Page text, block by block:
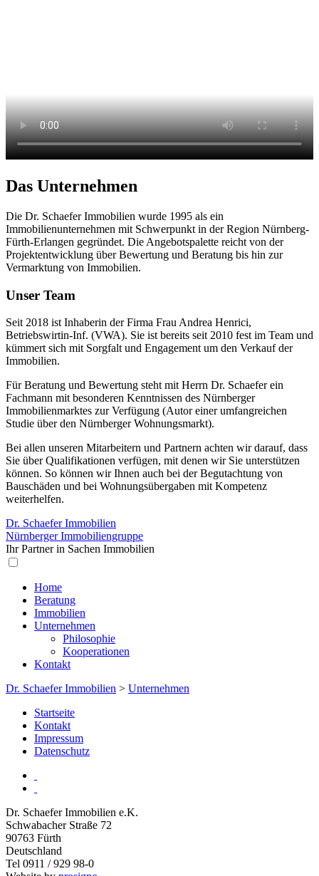
Das Unternehmen
Die Dr. Schaefer Immobilien wurde 1995 als ein
Immobilienunternehmen mit Schwerpunkt in der Region Nürnberg-
Fürth-Erlangen gegründet. Die Angebotspalette reicht von der
Projektentwicklung über Bewertung und Beratung bis hin zur
Vermarktung von Immobilien.
Unser Team
Seit 2018 ist Inhaberin der Firma Frau Andrea Henrici,
Betriebswirtin-Inf. (VWA). Sie ist bereits seit 2010 fest im Team und
kümmert sich mit Sorgfalt und Engagement um den Verkauf der
Immobilien.
Für Beratung und Bewertung steht mit Herrn Dr. Schaefer ein
Fachmann mit besonderen Kenntnissen des Nürnberger
Immobilienmarktes zur Verfügung (Autor einer umfangreichen
Studie über den Nürnberger Wohnungsmarkt).
Bei allen unseren Mitarbeitern und Partnern achten wir darauf, dass
Sie über Qualifikationen verfügen, mit denen wir Sie unterstützen
können. So können wir Ihnen auch bei der Begutachtung von
Bauschäden und bei Wohnungsübergaben mit Kompetenz
weiterhelfen.
Dr. Schaefer Immobilien
Nürnberger Immobiliengruppe
Ihr Partner in Sachen Immobilien
Home
Beratung
Immobilien
Unternehmen
Philosophie
Kooperationen
Kontakt
Dr. Schaefer Immobilien > Unternehmen
Startseite
Kontakt
Impressum
Datenschutz
Dr. Schaefer Immobilien e.K.
Schwabacher Straße 72
90763 Fürth
Deutschland
Tel 0911 / 929 98-0